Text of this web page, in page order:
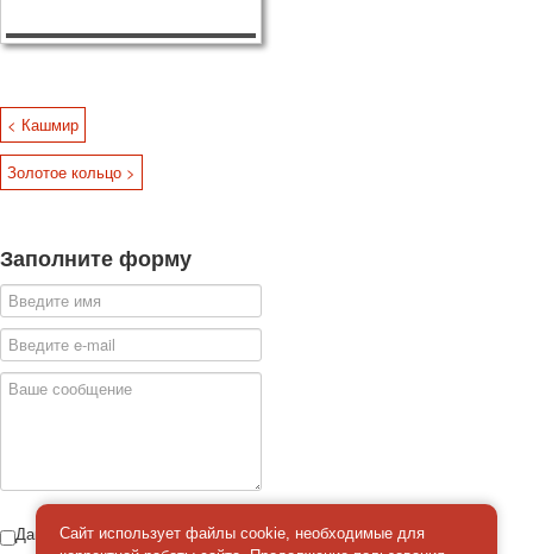
< Кашмир
Золотое кольцо >
Заполните форму
Даю
Сайт использует файлы cookie, необходимые для